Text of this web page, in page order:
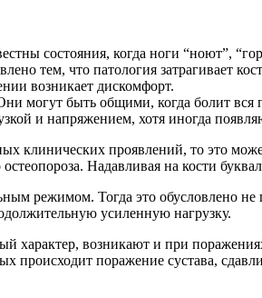
состояния, когда ноги “ноют”,
тем, что патология затрагивает
возникает дискомфорт.
могут быть общими, когда болит
и напряжением, хотя иногда
клинических проявлений, то это
Надавливая на кости
режимом. Тогда это обусловлено
усиленную нагрузку.
характер, возникают и при
происходит поражение сустава,